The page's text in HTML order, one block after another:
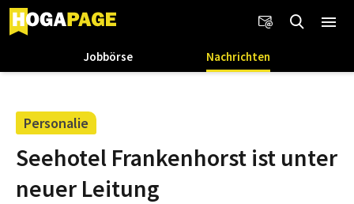
Jobbörse Nachrichten
Personalie
Seehotel Frankenhorst ist unter
neuer Leitung